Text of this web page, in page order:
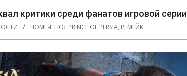
критики среди фанатов игровой серии
ПОМЕЧЕНО: PRINCE OF PERSIA, РЕМЕЙК